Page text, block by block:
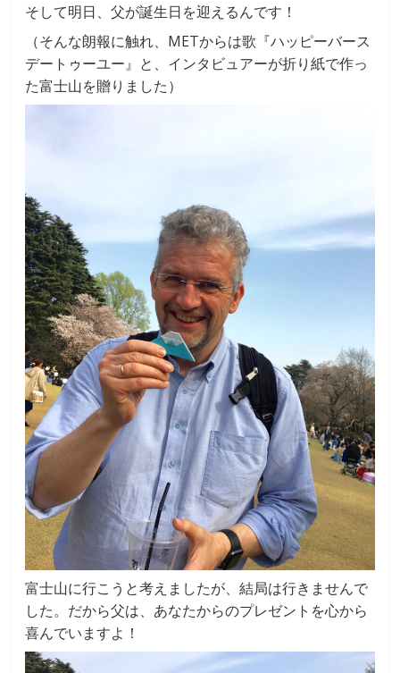
そして明日、父が誕生日を迎えるんです！
（そんな朗報に触れ、METからは歌『ハッピーバース
デートゥーユー』と、インタビュアーが折り紙で作っ
た富士山を贈りました）
富士山に行こうと考えましたが、結局は行きませんで
した。だから父は、あなたからのプレゼントを心から
喜んでいますよ！